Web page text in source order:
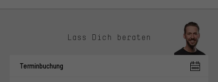
Lass Dich beraten
Terminbuchung
Du bekommst, statt zufälliger Werbung, genauer passende
Angebote von uns. Diese Cookies helfen uns, Deine Interessen